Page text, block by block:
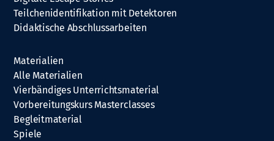
Teilchenidentifikation mit Detektoren
Didaktische Abschlussarbeiten
Materialien
Alle Materialien
Vierbändiges Unterrichtsmaterial
Vorbereitungskurs Masterclasses
Begleitmaterial
Spiele